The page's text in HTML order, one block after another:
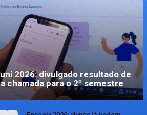
2026: divulgado resultado de
chamada para o 2º semestre